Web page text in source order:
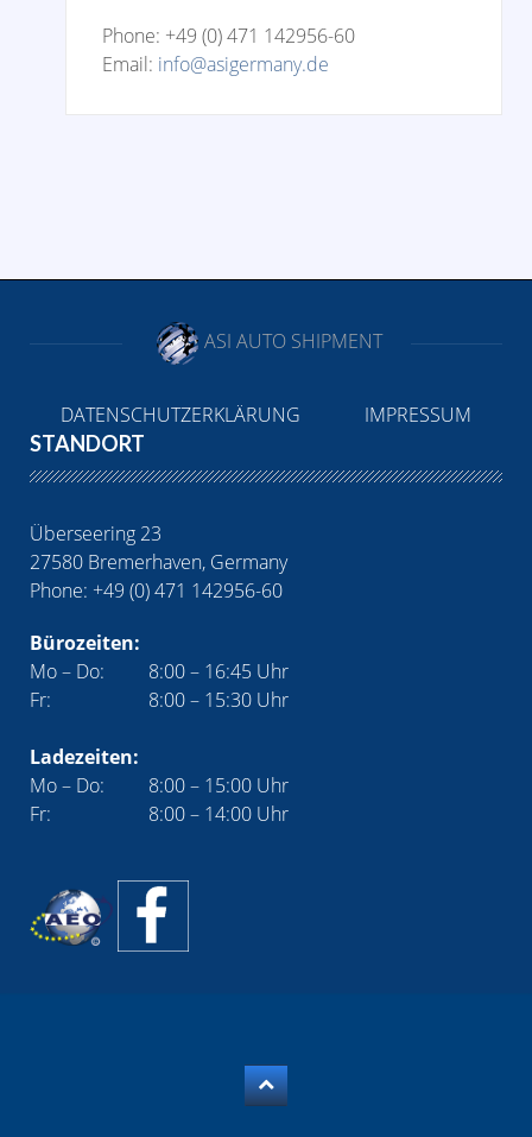
Phone: +49 (0) 471 142956-60
Email: info@asigermany.de
ASI AUTO SHIPMENT
DATENSCHUTZERKLÄRUNG
IMPRESSUM
STANDORT
Überseering 23
27580 Bremerhaven, Germany
Phone: +49 (0) 471 142956-60
Bürozeiten:
Mo – Do:
8:00 – 16:45 Uhr
Fr:
8:00 – 15:30 Uhr
Ladezeiten:
Mo – Do:
8:00 – 15:00 Uhr
Fr:
8:00 – 14:00 Uhr